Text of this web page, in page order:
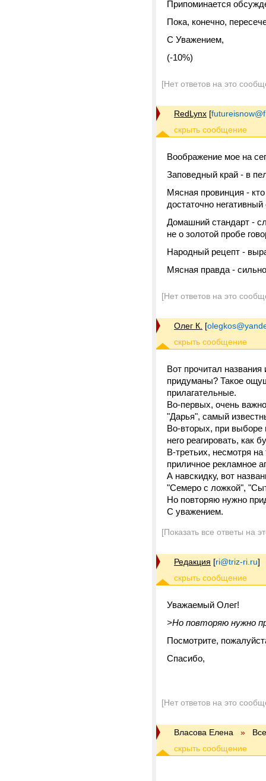
Припоминается
Пока, конечно,
С Уважением,
(-10%)
[Нет ответов на это
RedLynx [
Воображение мое на
Заповедный край - в
Мясная провинция -
достаточно негативный
Домашний стандарт -
не о золотой пробе
Народный рецепт -
Мясная правда -
[Нет ответов на это
Олег К. [
Вот прочитал
придуманы? Такое
прилагательные.
Во-первых, очень
"Дарья", самый
Во-вторых, при выборе
него реагировать, как
В-третьих, несмотря
приличное рекламное
А навскидку, вот
"Семеро с ложкой",
Но повторяю нужно
С уважением.
[Показать все ответы на
Редакция [ri@triz-ri.ru]
Уважаемый Олег!
>Но повторяю нужно
Посмотрите,
Спасибо,
[Нет ответов на это
Власова Елена »